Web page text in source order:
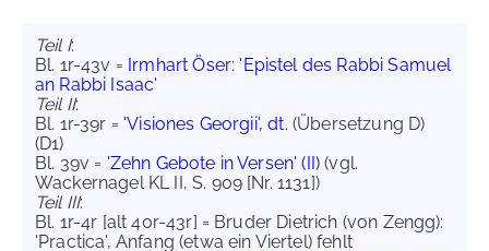
Teil I:
Bl. 1r-43v = Irmhart Öser: 'Epistel des Rabbi Samuel
an Rabbi Isaac'
Teil II:
Bl. 1r-39r = 'Visiones Georgii', dt. (Übersetzung D)
(D1)
Bl. 39v = 'Zehn Gebote in Versen' (II) (vgl.
Wackernagel KL II, S. 909 [Nr. 1131])
Teil III:
Bl. 1r-4r [alt 40r-43r] = Bruder Dietrich (von Zengg):
'Practica', Anfang (etwa ein Viertel) fehlt